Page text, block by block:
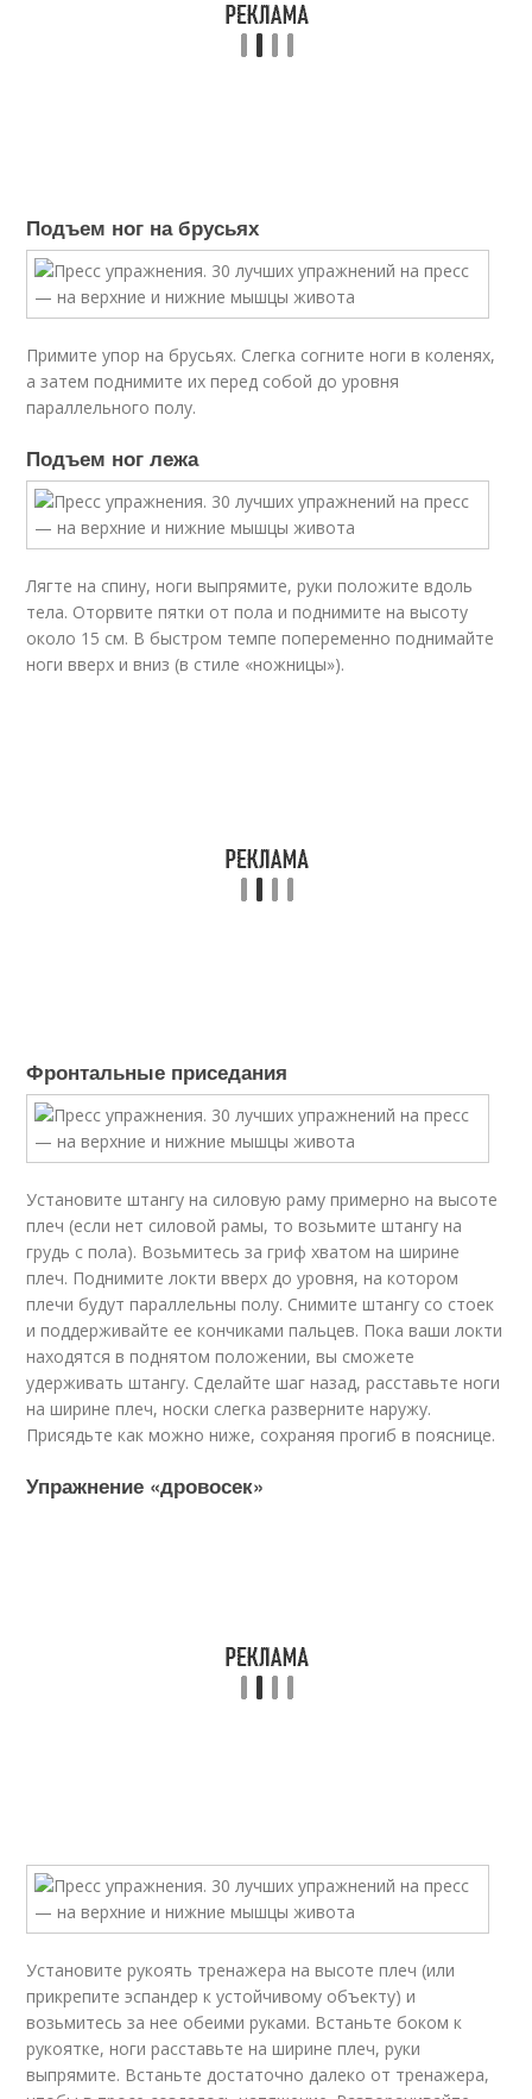
Подъем ног на брусьях
Примите упор на брусьях. Слегка согните ноги в коленях,
а затем поднимите их перед собой до уровня
параллельного полу.
Подъем ног лежа
Лягте на спину, ноги выпрямите, руки положите вдоль
тела. Оторвите пятки от пола и поднимите на высоту
около 15 см. В быстром темпе попеременно поднимайте
ноги вверх и вниз (в стиле «ножницы»).
Фронтальные приседания
Установите штангу на силовую раму примерно на высоте
плеч (если нет силовой рамы, то возьмите штангу на
грудь с пола). Возьмитесь за гриф хватом на ширине
плеч. Поднимите локти вверх до уровня, на котором
плечи будут параллельны полу. Снимите штангу со стоек
и поддерживайте ее кончиками пальцев. Пока ваши локти
находятся в поднятом положении, вы сможете
удерживать штангу. Сделайте шаг назад, расставьте ноги
на ширине плеч, носки слегка разверните наружу.
Присядьте как можно ниже, сохраняя прогиб в пояснице.
Упражнение «дровосек»
Установите рукоять тренажера на высоте плеч (или
прикрепите эспандер к устойчивому объекту) и
возьмитесь за нее обеими руками. Встаньте боком к
рукоятке, ноги расставьте на ширине плеч, руки
выпрямите. Встаньте достаточно далеко от тренажера,